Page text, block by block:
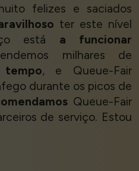
felizes e saciados
ter este nível
está a funcionar
milhares de
, e Queue-Fair
durante os picos de
Queue-Fair
de serviço. Estou